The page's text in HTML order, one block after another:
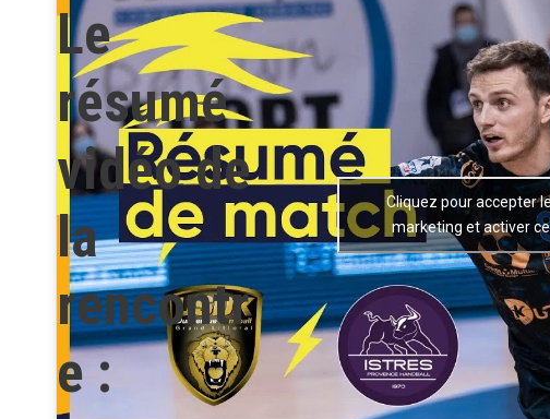
Le
résumé
vidéo de
la
rencontr
e :
Cliquez pour accepter
marketing et activer